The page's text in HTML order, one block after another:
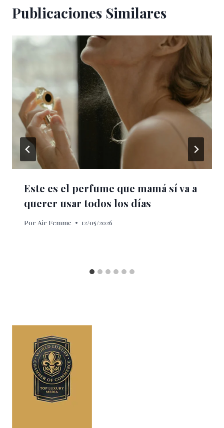
Publicaciones Similares
Este es el perfume que mamá sí va a
querer usar todos los días
Por Air Femme 12/05/2026